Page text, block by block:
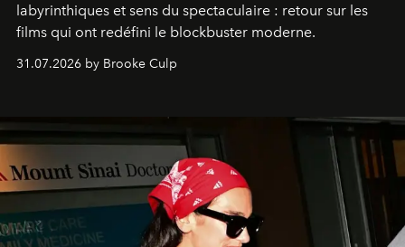
labyrinthiques et sens du spectaculaire : retour sur les
films qui ont redéfini le blockbuster moderne.
31.07.2026 by Brooke Culp